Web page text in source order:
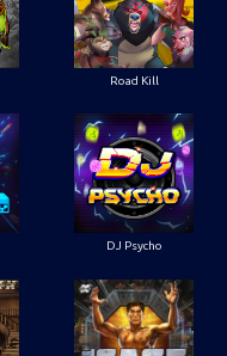
Road Kill
DJ Psycho